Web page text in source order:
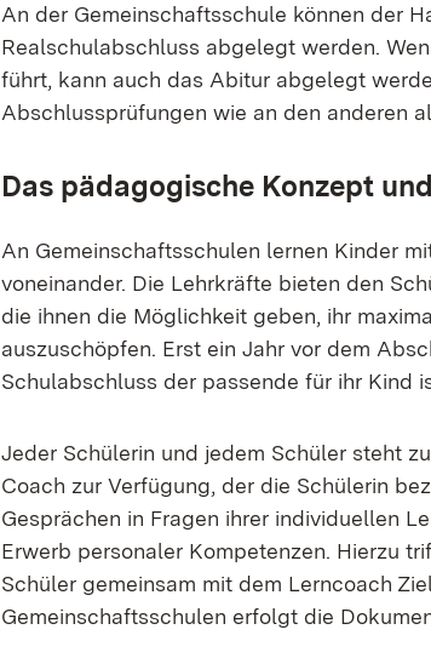
An der Gemeinschaftsschule können der
Realschulabschluss abgelegt werden.
führt, kann auch das Abitur abgelegt
Abschlussprüfungen wie an den anderen
Das pädagogische Konzept
An Gemeinschaftsschulen lernen Kinder
voneinander. Die Lehrkräfte bieten den
die ihnen die Möglichkeit geben, ihr
auszuschöpfen. Erst ein Jahr vor dem
Schulabschluss der passende für ihr Kind
Jeder Schülerin und jedem Schüler steht
Coach zur Verfügung, der die Schülerin
Gesprächen in Fragen ihrer individuellen
Erwerb personaler Kompetenzen. Hierzu
Schüler gemeinsam mit dem Lerncoach
Gemeinschaftsschulen erfolgt die